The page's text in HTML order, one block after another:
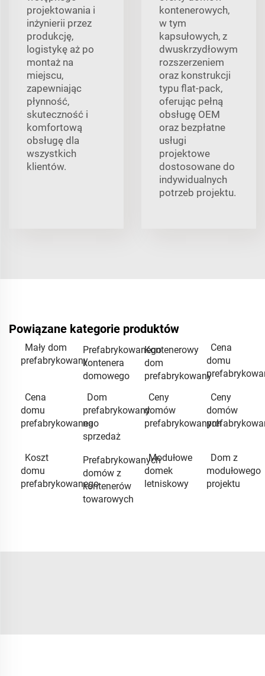
projektowania i
inżynierii przez
produkcję,
logistykę aż po
montaż na
miejscu,
zapewniając
płynność,
skuteczność i
komfortową
obsługę dla
wszystkich
klientów.
kontenerowych,
w tym
kapsułowych, z
dwuskrzydłowym
rozszerzeniem
oraz konstrukcji
typu flat-pack,
oferując pełną
obsługę OEM
oraz bezpłatne
usługi
projektowe
dostosowane do
indywidualnych
potrzeb projektu.
Powiązane kategorie produktów
Mały dom
prefabrykowany
Prefabrykowanego
kontenera
domowego
Kontenerowy
dom
prefabrykowany
Cena
domu
Cena
domu
prefabrykowanego
Dom
prefabrykowany
na
sprzedaż
Ceny
domów
prefabrykowanych
Ceny
domów
Koszt
domu
prefabrykowanego
Prefabrykowanych
domów z
kontenerów
towarowych
Modułowe
domek
letniskowy
Dom z
modułowego
projektu